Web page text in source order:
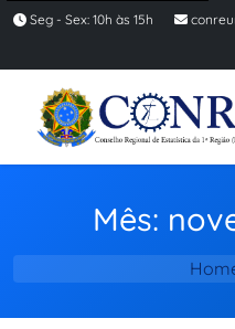
Seg - Sex: 10h às 15h
Mês: